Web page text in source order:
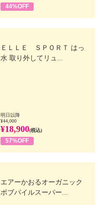
44%OFF
ＥＬＬＥ ＳＰＯＲＴ はっ
水 取り外してリュ...
明日以降
¥44,000
¥18,900(税込)
57%OFF
エアーかおるオーガニック
ボブパイルスーパー...